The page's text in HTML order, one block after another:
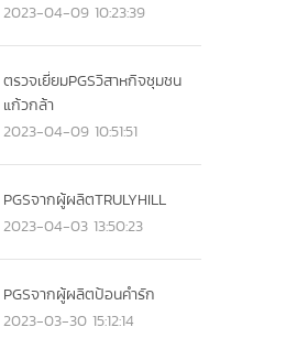
2023-04-09 10:23:39
ตรวจเยี่ยมPGSวิสาหกิจชุมชน
แก้วกล้า
2023-04-09 10:51:51
PGSจากผู้ผลิตTRULYHILL
2023-04-03 13:50:23
PGSจากผู้ผลิตป้อนคำรัก
2023-03-30 15:12:14